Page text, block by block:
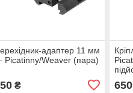
адаптер 11 мм
Weaver (пара)
₴ 650